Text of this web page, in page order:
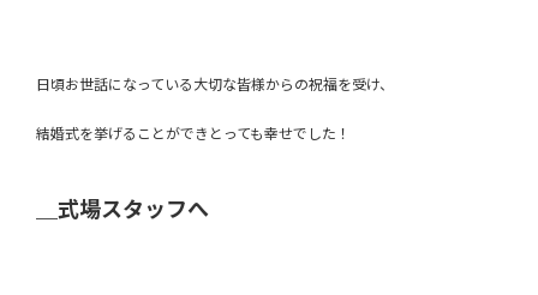
日頃お世話になっている大切な皆様からの祝福を受け、
結婚式を挙げることができ とっても幸せでした！
＿式場スタッフへ